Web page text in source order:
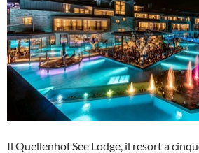
Il Quellenhof See Lodge, il resort a